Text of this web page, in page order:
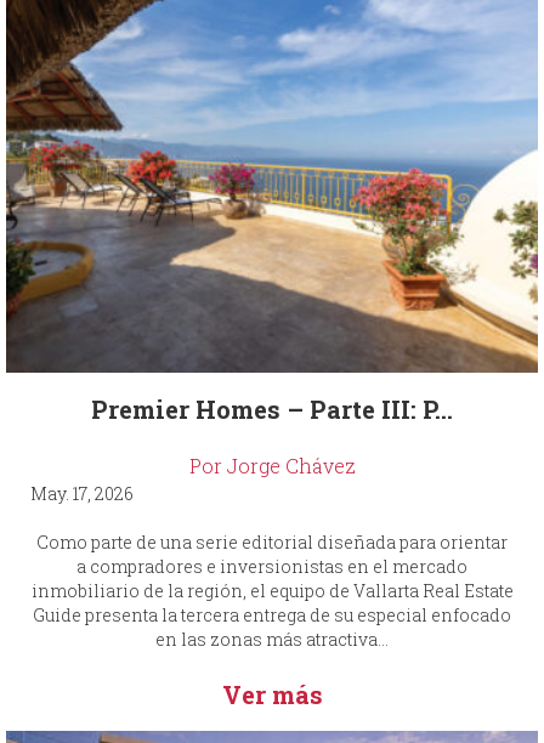
Premier Homes – Parte III: P...
Por Jorge Chávez
May. 17, 2026
Como parte de una serie editorial diseñada para orientar
a compradores e inversionistas en el mercado
inmobiliario de la región, el equipo de Vallarta Real Estate
Guide presenta la tercera entrega de su especial enfocado
en las zonas más atractiva...
Ver más